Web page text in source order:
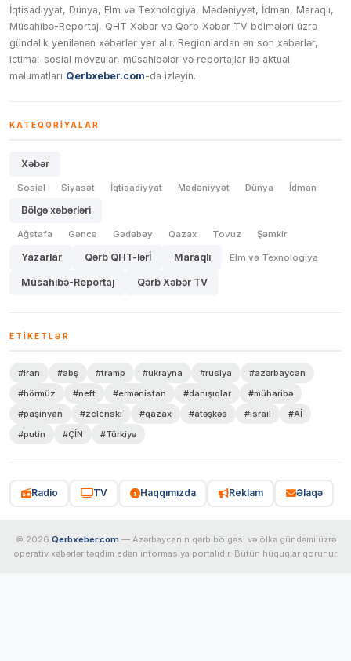
İqtisadiyyat, Dünya, Elm və Texnologiya, Mədəniyyət, İdman, Maraqlı,
Müsahibə-Reportaj, QHT Xəbər və Qərb Xəbər TV bölmələri üzrə
gündəlik yenilənən xəbərlər yer alır. Regionlardan ən son xəbərlər,
ictimai-sosial mövzular, müsahibələr və reportajlar ilə aktual
məlumatları Qerbxeber.com-da izləyin.
KATEQORIYALAR
Xəbər
Sosial Siyasət İqtisadiyyat Mədəniyyət Dünya İdman
Bölgə xəbərləri
Ağstafa Gəncə Gədəbəy Qazax Tovuz Şəmkir
Yazarlar Qərb QHT-lərİ Maraqlı Elm və Texnologiya
Müsahibə-Reportaj Qərb Xəbər TV
ETIKETLƏR
#iran #abş #tramp #ukrayna #rusiya
#azərbaycan
#hörmüz
#neft #ermənistan #danışıqlar
#müharibə
#paşinyan
#zelenski #qazax #atəşkəs #israil
#Aİ
#putin
#ÇİN #Türkiyə
Radio TV Haqqımızda Reklam Əlaqə
© 2026 Qerbxeber.com — Azərbaycanın qərb bölgəsi və ölkə gündəmi üzrə
operativ xəbərlər təqdim edən informasiya portalıdır. Bütün hüquqlar qorunur.